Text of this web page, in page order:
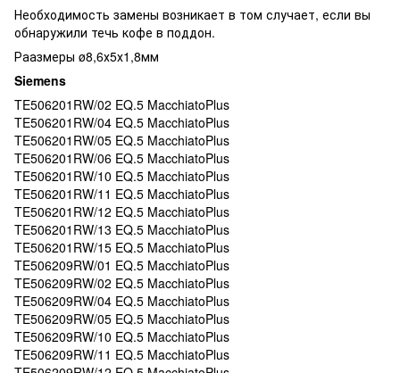
Необходимость замены возникает в том случает, если вы
обнаружили течь кофе в поддон.
Раазмеры ø8,6х5х1,8мм
Siemens
TE506201RW/02 EQ.5 MacchiatoPlus
TE506201RW/04 EQ.5 MacchiatoPlus
TE506201RW/05 EQ.5 MacchiatoPlus
TE506201RW/06 EQ.5 MacchiatoPlus
TE506201RW/10 EQ.5 MacchiatoPlus
TE506201RW/11 EQ.5 MacchiatoPlus
TE506201RW/12 EQ.5 MacchiatoPlus
TE506201RW/13 EQ.5 MacchiatoPlus
TE506201RW/15 EQ.5 MacchiatoPlus
TE506209RW/01 EQ.5 MacchiatoPlus
TE506209RW/02 EQ.5 MacchiatoPlus
TE506209RW/04 EQ.5 MacchiatoPlus
TE506209RW/05 EQ.5 MacchiatoPlus
TE506209RW/10 EQ.5 MacchiatoPlus
TE506209RW/11 EQ.5 MacchiatoPlus